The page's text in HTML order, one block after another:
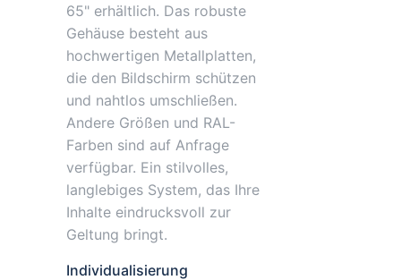
65" erhältlich. Das robuste
Gehäuse besteht aus
hochwertigen Metallplatten,
die den Bildschirm schützen
und nahtlos umschließen.
Andere Größen und RAL-
Farben sind auf Anfrage
verfügbar. Ein stilvolles,
langlebiges System, das Ihre
Inhalte eindrucksvoll zur
Geltung bringt.
Individualisierung